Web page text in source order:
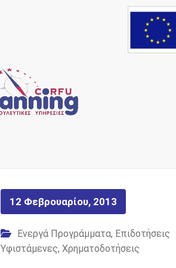
Ένας Σύμβουλος,
12 Φεβρουαρίου, 2013
Ενεργά Προγράμματα, Επιδοτήσεις
Υφιστάμενες, Χρηματοδοτήσεις